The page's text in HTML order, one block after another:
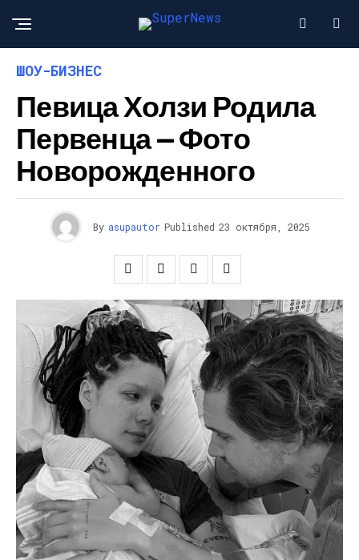
ШОУ-БИЗНЕС
Певица Холзи Родила
Первенца — Фото
Новорожденного
By asupautor Published 23 октября, 2025